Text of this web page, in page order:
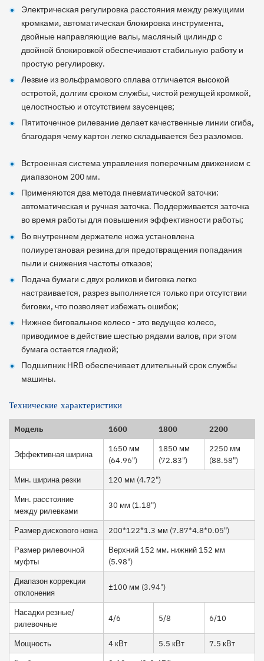
Электрическая регулировка расстояния между режущими
кромками, автоматическая блокировка инструмента,
двойные направляющие валы, масляный цилиндр с
двойной блокировкой обеспечивают стабильную работу и
простую регулировку.
Лезвие из вольфрамового сплава отличается высокой
остротой, долгим сроком службы, чистой режущей кромкой,
целостностью и отсутствием заусенцев;
Пятиточечное рилевание делает качественные линии сгиба,
благодаря чему картон легко складывается без разломов.
Встроенная система управления поперечным движением с
диапазоном 200 мм.
Применяются два метода пневматической заточки:
автоматическая и ручная заточка. Поддерживается заточка
во время работы для повышения эффективности работы;
Во внутреннем держателе ножа установлена
полиуретановая резина для предотвращения попадания
пыли и снижения частоты отказов;
Подача бумаги с двух роликов и биговка легко
настраивается, разрез выполняется только при отсутствии
биговки, что позволяет избежать ошибок;
Нижнее биговальное колесо - это ведущее колесо,
приводимое в действие шестью рядами валов, при этом
бумага остается гладкой;
Подшипник HRB обеспечивает длительный срок службы
машины.
Технические характеристики
Модель 1600 1800 2200
Эффективная ширина
1650 мм
(64.96")
1850 мм
(72.83")
2250 мм
(88.58")
Мин. ширина резки 120 мм (4.72")
Мин. расстояние
между рилевками
30 мм (1.18")
Размер дискового ножа 200*122*1.3 мм (7.87*4.8*0.05")
Размер рилевочной
муфты
Верхний 152 мм, нижний 152 мм
(5.98")
Диапазон коррекции
отклонения
±100 мм (3.94")
Насадки резные/
рилевочные
4/6 5/8 6/10
Мощность 4 кВт 5.5 кВт 7.5 кВт